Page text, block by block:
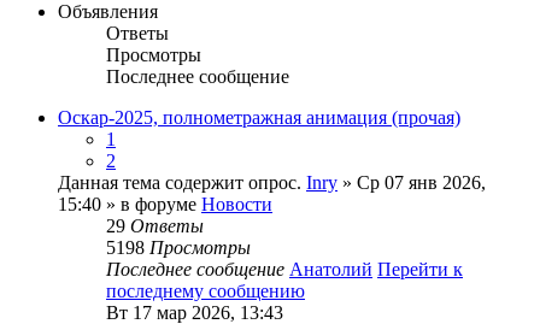
Объявления
Ответы
Просмотры
Последнее сообщение
Оскар-2025, полнометражная анимация (прочая)
1
2
Данная тема содержит опрос. Inry » Ср 07 янв 2026,
15:40 » в форуме Новости
29 Ответы
5198 Просмотры
Последнее сообщение Анатолий Перейти к
последнему сообщению
Вт 17 мар 2026, 13:43